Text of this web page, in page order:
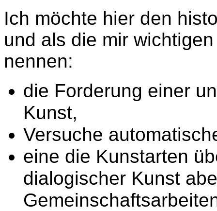
Ich möchte hier den
und als die mir
nennen:
die Forderung einer
Kunst,
Versuche
eine die Kunstarten
dialogischer Kunst